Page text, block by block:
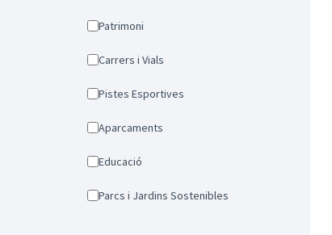
Patrimoni
Carrers i Vials
Pistes Esportives
Aparcaments
Educació
Parcs i Jardins Sostenibles